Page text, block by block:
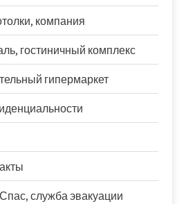
компания
гостиничный комплекс
гипермаркет
служба эвакуации